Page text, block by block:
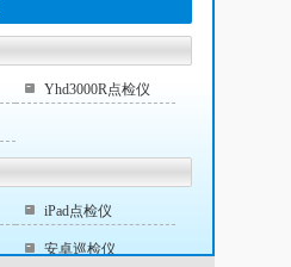
Yhd3000R点检仪
iPad点检仪
安卓巡检仪